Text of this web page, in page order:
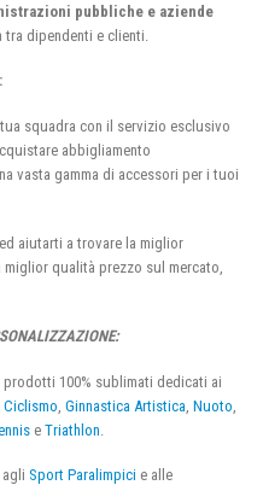
pubbliche e aziende
dipendenti e clienti.
squadra con il servizio esclusivo
abbigliamento
vasta gamma di accessori per i tuoi
aiutarti a trovare la miglior
qualità prezzo sul mercato,
100% sublimati dedicati ai
Ciclismo Ginnastica Artistica Nuoto
e Triathlon
Sport Paralimpici e alle